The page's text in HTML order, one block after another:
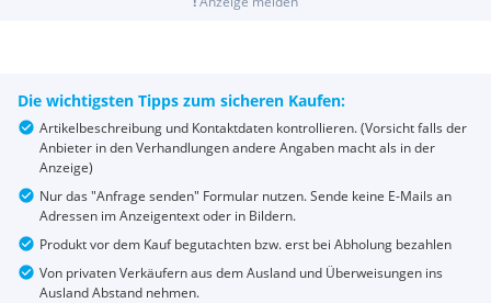
Die wichtigsten Tipps zum sicheren Kaufen:
Artikelbeschreibung und Kontaktdaten kontrollieren. (Vorsicht falls der
Anbieter in den Verhandlungen andere Angaben macht als in der
Anzeige)
Nur das "Anfrage senden" Formular nutzen. Sende keine E-Mails an
Adressen im Anzeigentext oder in Bildern.
Produkt vor dem Kauf begutachten bzw. erst bei Abholung bezahlen
Von privaten Verkäufern aus dem Ausland und Überweisungen ins
Ausland Abstand nehmen.